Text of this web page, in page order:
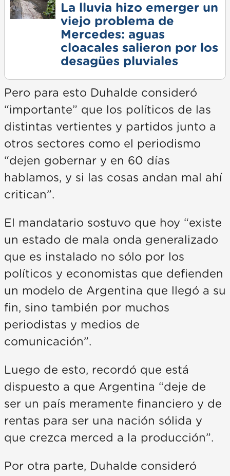
La lluvia hizo emerger un
viejo problema de
Mercedes: aguas
cloacales salieron por los
desagües pluviales
Pero para esto Duhalde consideró
“importante” que los políticos de las
distintas vertientes y partidos junto a
otros sectores como el periodismo
“dejen gobernar y en 60 días
hablamos, y si las cosas andan mal ahí
critican”.
El mandatario sostuvo que hoy “existe
un estado de mala onda generalizado
que es instalado no sólo por los
políticos y economistas que defienden
un modelo de Argentina que llegó a su
fin, sino también por muchos
periodistas y medios de
comunicación”.
Luego de esto, recordó que está
dispuesto a que Argentina “deje de
ser un país meramente financiero y de
rentas para ser una nación sólida y
que crezca merced a la producción”.
Por otra parte, Duhalde consideró